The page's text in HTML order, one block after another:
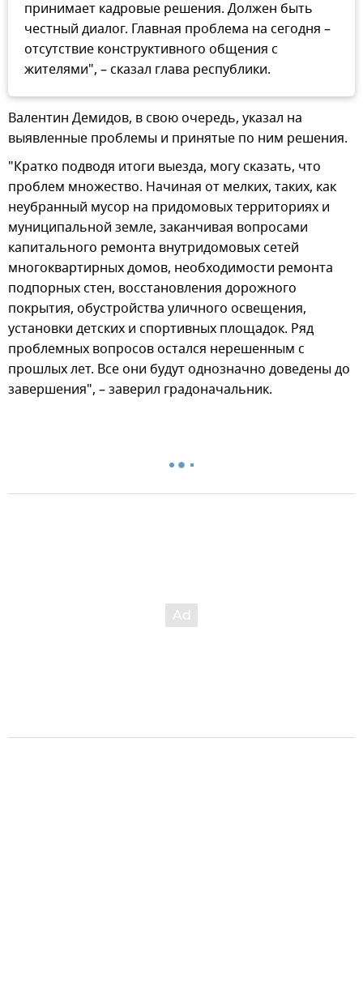
принимает кадровые решения. Должен быть
честный диалог. Главная проблема на сегодня –
отсутствие конструктивного общения с
жителями", – сказал глава республики.
Валентин Демидов, в свою очередь, указал на
выявленные проблемы и принятые по ним решения.
"Кратко подводя итоги выезда, могу сказать, что
проблем множество. Начиная от мелких, таких, как
неубранный мусор на придомовых территориях и
муниципальной земле, заканчивая вопросами
капитального ремонта внутридомовых сетей
многоквартирных домов, необходимости ремонта
подпорных стен, восстановления дорожного
покрытия, обустройства уличного освещения,
установки детских и спортивных площадок. Ряд
проблемных вопросов остался нерешенным с
прошлых лет. Все они будут однозначно доведены до
завершения", – заверил градоначальник.